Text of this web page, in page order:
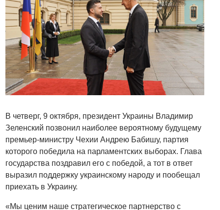
В четверг, 9 октября, президент Украины Владимир
Зеленский позвонил наиболее вероятному будущему
премьер-министру Чехии Андрею Бабишу, партия
которого победила на парламентских выборах. Глава
государства поздравил его с победой, а тот в ответ
выразил поддержку украинскому народу и пообещал
приехать в Украину.
«Мы ценим наше стратегическое партнерство с